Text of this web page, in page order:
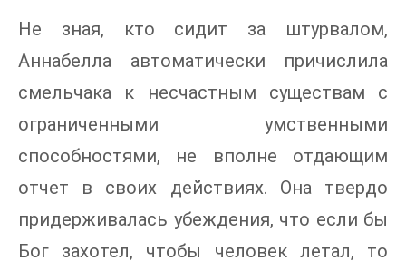
Не зная, кто сидит за штурвалом,
Аннабелла автоматически причислила
смельчака к несчастным существам с
ограниченными умственными
способностями, не вполне отдающим
отчет в своих действиях. Она твердо
придерживалась убеждения, что если бы
Бог захотел, чтобы человек летал, то